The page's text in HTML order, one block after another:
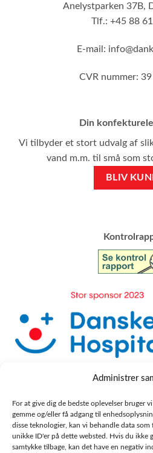
Administrer
For at give dig de bedste oplevelser bruger
gemme og/eller få adgang til
disse teknologier, kan vi behandle data
unikke ID'er på dette websted. Hvis du
samtykke tilbage, kan det have en negativ
Anelystparken 37B,
Tlf.: +45 88
E-mail:
CVR nummer:
Din
Vi tilbyder et stort udvalg af
vand m.m. til små som
BLIV